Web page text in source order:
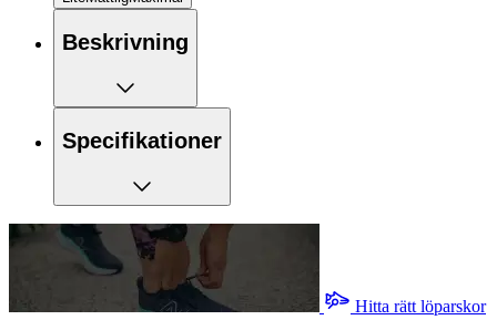
Beskrivning
Specifikationer
Hitta rätt löparskor